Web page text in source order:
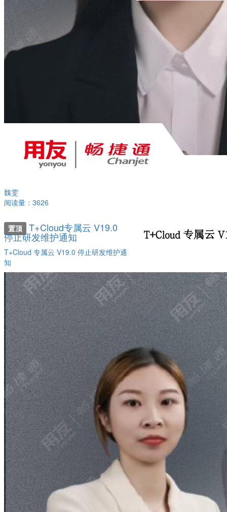
魏雯
阅读量：3626
置顶 T+Cloud专属云 V19.0
停止研发维护通知
T+Cloud 专属云 V19.0 停止研发维护通
知